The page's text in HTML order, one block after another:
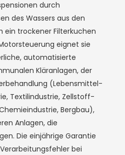
durch
des Wassers aus den
ein trockener Filterkuchen
eignet sie
automatisierte
Kläranlagen, der
(Lebensmittel-
Textilindustrie, Zellstoff-
Bergbau),
Anlagen, die
Die einjährige Garantie
bei